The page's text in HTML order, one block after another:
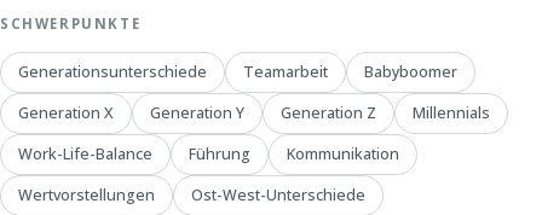
SCHWERPUNKTE
Generationsunterschiede Teamarbeit
Babyboomer
Generation X
Generation Y Generation Z
Millennials
Work-Life-Balance
Führung
Kommunikation
Wertvorstellungen
Ost-West-Unterschiede